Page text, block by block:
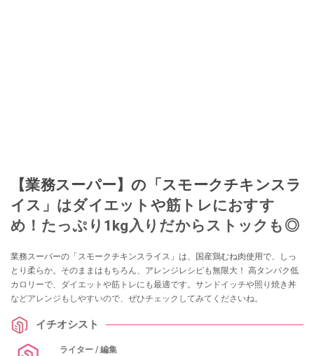
【業務スーパー】の「スモークチキンスラ
イス」はダイエットや筋トレにおすす
め！たっぷり1kg入りだからストックも◎
業務スーパーの「スモークチキンスライス」は、国産鶏むね肉使用で、しっ
とり柔らか。そのままはもちろん、アレンジレシピも無限大！ 高タンパク低
カロリーで、ダイエットや筋トレにも最適です。サンドイッチや照り焼き丼
などアレンジもしやすいので、ぜひチェックしてみてくださいね。
イチオシスト
ライター / 編集